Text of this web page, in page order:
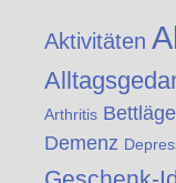
Aktivitäten
Arthritis
Demenz
Geschenk-